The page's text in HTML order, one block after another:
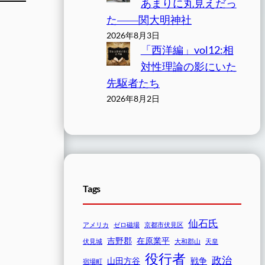
あまりに丸見えだっ
た――関大明神社
2026年8月3日
「西洋編」vol12:相
対性理論の影にいた
先駆者たち
2026年8月2日
Tags
アメリカ ゼロ磁場 京都市伏見区 仙石氏
伏見城 吉野郡 在原業平 大和郡山 天皇
宿場町 山田方谷 役行者 戦争 政治